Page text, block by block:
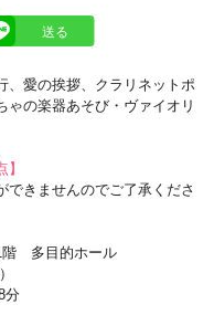
、愛の挨拶、クラリネットポ
ゃの楽器あそび・ヴァイオリ
きませんのでご了承くださ
階 多目的ホール
分